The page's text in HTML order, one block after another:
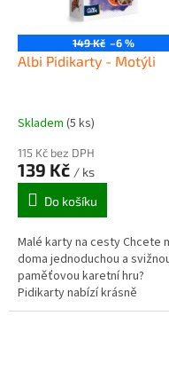
149 Kč –6 %
Albi Pidikarty - Motýli
Skladem (5 ks)
115 Kč bez DPH
139 Kč / ks
Do košíku
Malé karty na cesty Chcete
doma jednoduchou a
paměťovou karetní hru?
Pidikarty nabízí krásně
ilustrované karty, na